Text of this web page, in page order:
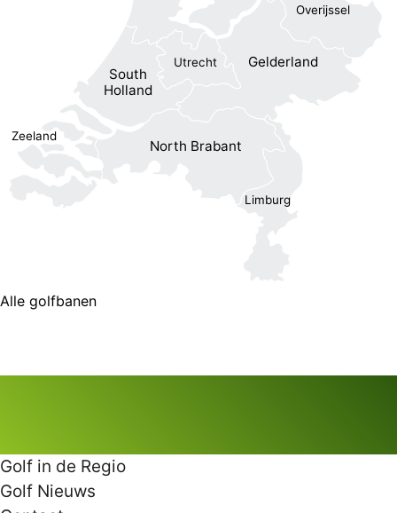
Gelderland
Limburg
North Brabant
Overijssel
South
Holland
Utrecht
Zeeland
Alle golfbanen
Golf in de Regio
Golf Nieuws